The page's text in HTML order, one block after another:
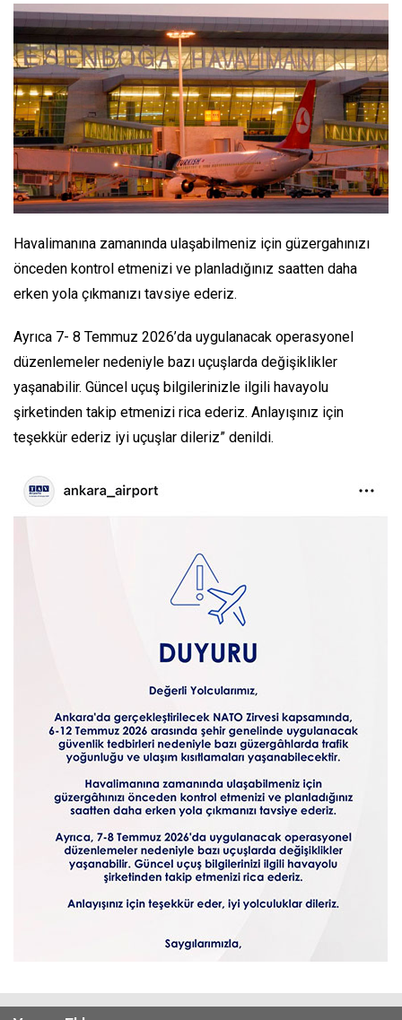
Havalimanına zamanında ulaşabilmeniz için güzergahınızı
önceden kontrol etmenizi ve planladığınız saatten daha
erken yola çıkmanızı tavsiye ederiz.
Ayrıca 7- 8 Temmuz 2026’da uygulanacak operasyonel
düzenlemeler nedeniyle bazı uçuşlarda değişiklikler
yaşanabilir. Güncel uçuş bilgilerinizle ilgili havayolu
şirketinden takip etmenizi rica ederiz. Anlayışınız için
teşekkür ederiz iyi uçuşlar dileriz” denildi.